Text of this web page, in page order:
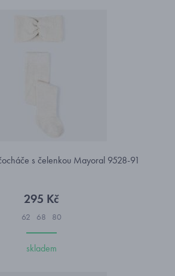
s čelenkou Mayoral 9528-91
295 Kč
62 68 80
skladem